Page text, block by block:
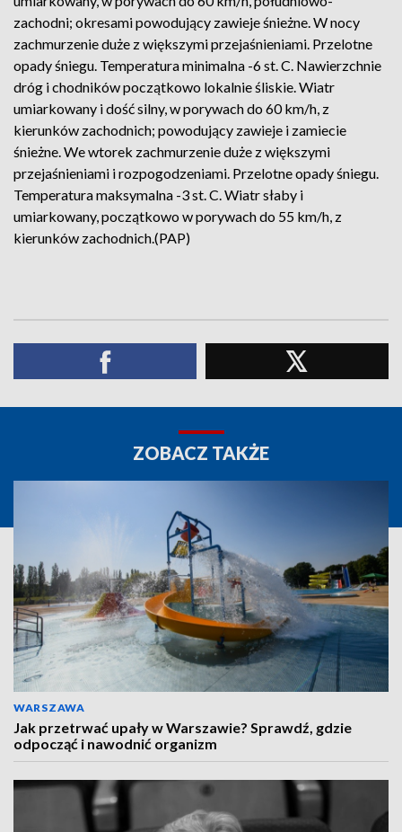
zachodni; okresami powodujący zawieje śnieżne. W nocy
zachmurzenie duże z większymi przejaśnieniami. Przelotne
opady śniegu. Temperatura minimalna -6 st. C. Nawierzchnie
dróg i chodników początkowo lokalnie śliskie. Wiatr
umiarkowany i dość silny, w porywach do 60 km/h, z
kierunków zachodnich; powodujący zawieje i zamiecie
śnieżne. We wtorek zachmurzenie duże z większymi
przejaśnieniami i rozpogodzeniami. Przelotne opady śniegu.
Temperatura maksymalna -3 st. C. Wiatr słaby i
umiarkowany, początkowo w porywach do 55 km/h, z
kierunków zachodnich.(PAP)
ZOBACZ TAKŻE
WARSZAWA
Jak przetrwać upały w Warszawie? Sprawdź, gdzie
odpocząć i nawodnić organizm